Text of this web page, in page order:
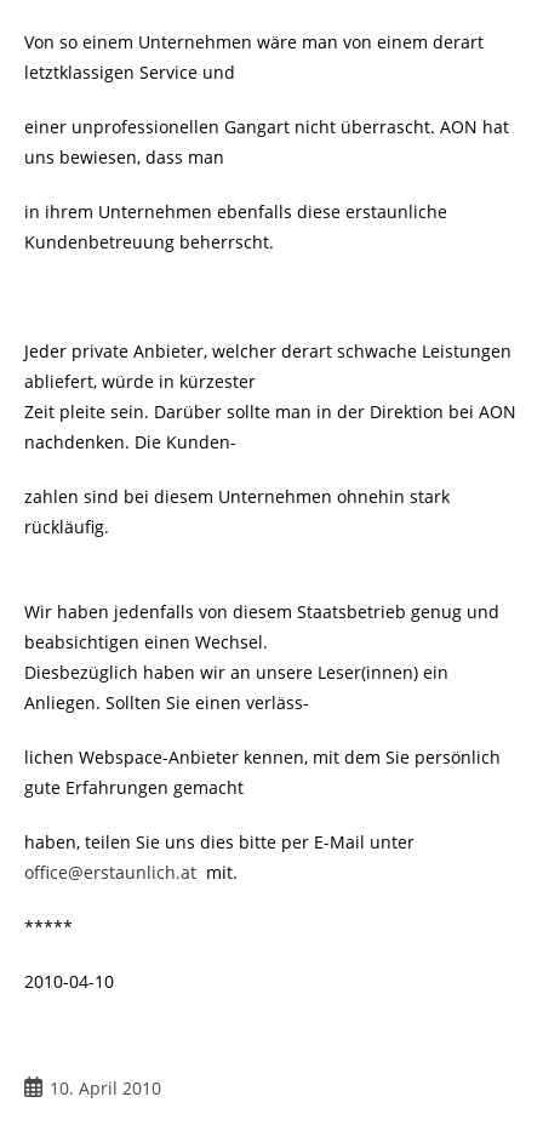
Von so einem Unternehmen wäre man von einem derart
letztklassigen Service und
einer unprofessionellen Gangart nicht überrascht. AON hat
uns bewiesen, dass man
in ihrem Unternehmen ebenfalls diese erstaunliche
Kundenbetreuung beherrscht.
Jeder private Anbieter, welcher derart schwache Leistungen
abliefert, würde in kürzester
Zeit pleite sein. Darüber sollte man in der Direktion bei AON
nachdenken. Die Kunden-
zahlen sind bei diesem Unternehmen ohnehin stark
rückläufig.
Wir haben jedenfalls von diesem Staatsbetrieb genug und
beabsichtigen einen Wechsel.
Diesbezüglich haben wir an unsere Leser(innen) ein
Anliegen. Sollten Sie einen verläss-
lichen Webspace-Anbieter kennen, mit dem Sie persönlich
gute Erfahrungen gemacht
haben, teilen Sie uns dies bitte per E-Mail unter
office@erstaunlich.at mit.
*****
2010-04-10
Beitrag10. April 2010